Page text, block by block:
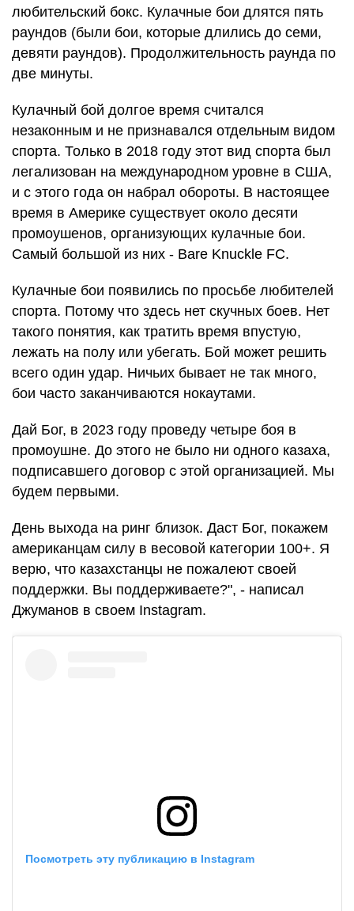
любительский бокс. Кулачные бои длятся пять
раундов (были бои, которые длились до семи,
девяти раундов). Продолжительность раунда по
две минуты.
Кулачный бой долгое время считался
незаконным и не признавался отдельным видом
спорта. Только в 2018 году этот вид спорта был
легализован на международном уровне в США,
и с этого года он набрал обороты. В настоящее
время в Америке существует около десяти
промоушенов, организующих кулачные бои.
Самый большой из них - Bare Knuckle FC.
Кулачные бои появились по просьбе любителей
спорта. Потому что здесь нет скучных боев. Нет
такого понятия, как тратить время впустую,
лежать на полу или убегать. Бой может решить
всего один удар. Ничьих бывает не так много,
бои часто заканчиваются нокаутами.
Дай Бог, в 2023 году проведу четыре боя в
промоушне. До этого не было ни одного казаха,
подписавшего договор с этой организацией. Мы
будем первыми.
День выхода на ринг близок. Даст Бог, покажем
американцам силу в весовой категории 100+. Я
верю, что казахстанцы не пожалеют своей
поддержки. Вы поддерживаете?", - написал
Джуманов в своем Instagram.
Посмотреть эту публикацию в Instagram